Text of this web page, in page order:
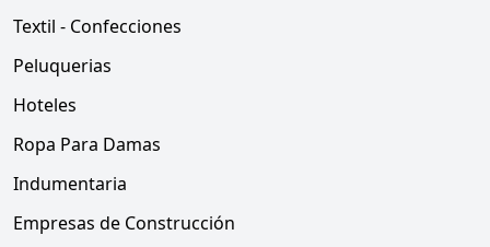
Textil - Confecciones
Peluquerias
Hoteles
Ropa Para Damas
Indumentaria
Empresas de Construcción